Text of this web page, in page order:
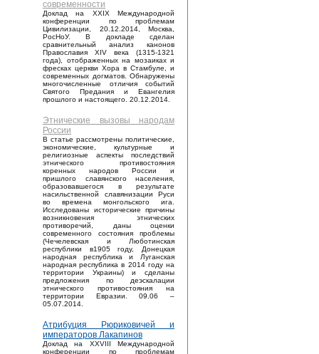
современности
Доклад на XXIX Международной
конференции по проблемам
Цивилизации, 20.12.2014, Москва,
РосНоУ. В докладе сделан
сравнительный анализ канонов
Православия XIV века (1315-1321
года), отображенных на мозаиках и
фресках церкви Хора в Стамбуле, и
современных догматов. Обнаружены
многочисленные отличия событий
Святого Предания и Евангелия
прошлого и настоящего. 20.12.2014.
Этнические вызовы народам
России
В статье рассмотрены политические,
экономические, культурные и
религиозные аспекты последствий
этнического противостояния
коренных народов России и
пришлого славянского населения,
образовавшегося в результате
насильственной славянизации Руси
во времена монгольского ига.
Исследованы исторические причины
возникновения этнических
противоречий, даны оценки
современного состояния проблемы
(Чечелевская и Люботинская
республики в1905 году, Донецкая
народная республика и Луганская
народная республика в 2014 году на
территории Украины) и сделаны
предложения по деэскалации
этнического противостояния на
территории Евразии. 09.06 –
05.07.2014.
Атрибуция Рюриковичей и
императоров Лакапинов
Доклад на XXVIII Международной
конференции по проблемам